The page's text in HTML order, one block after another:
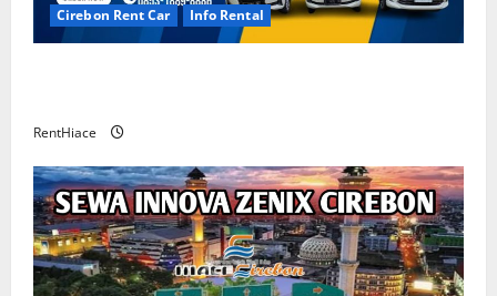
Cirebon Rent Car Info Rental
RentHiace